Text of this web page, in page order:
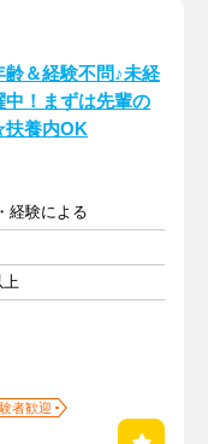
齢＆経験不問♪未経
中！まずは先輩の
養内OK
験による
上
者歓迎